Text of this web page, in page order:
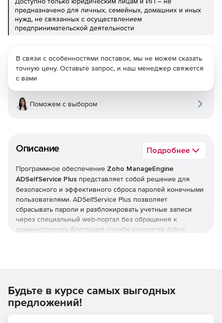
предназначено для личных, семейных, домашних и иных
нужд, не связанных с осуществлением
предпринимательской деятельности
Описание Подробнее
Программное обеспечение Zoho ManageEngine
ADSelfService Plus представляет собой решение для
безопасного и эффективного сброса паролей конечными
пользователями. ADSelfService Plus позволяет
сбрасывать пароли и разблокировать учетные записи
через специальный web-портал без обращения к
администратору. Благодаря службе каталогов Active
Plus позволяет отслеживать время действия паролей и
отправлять пользователям по электронной почте
уведомления о дате обязательной смены пароля.
В связи с особенностями поставок, мы не можем сказать
точную цену. Оставьте запрос, и наш менеджер свяжется
с вами
Поможем с выбором
Будьте в курсе самых выгодных
предложений!